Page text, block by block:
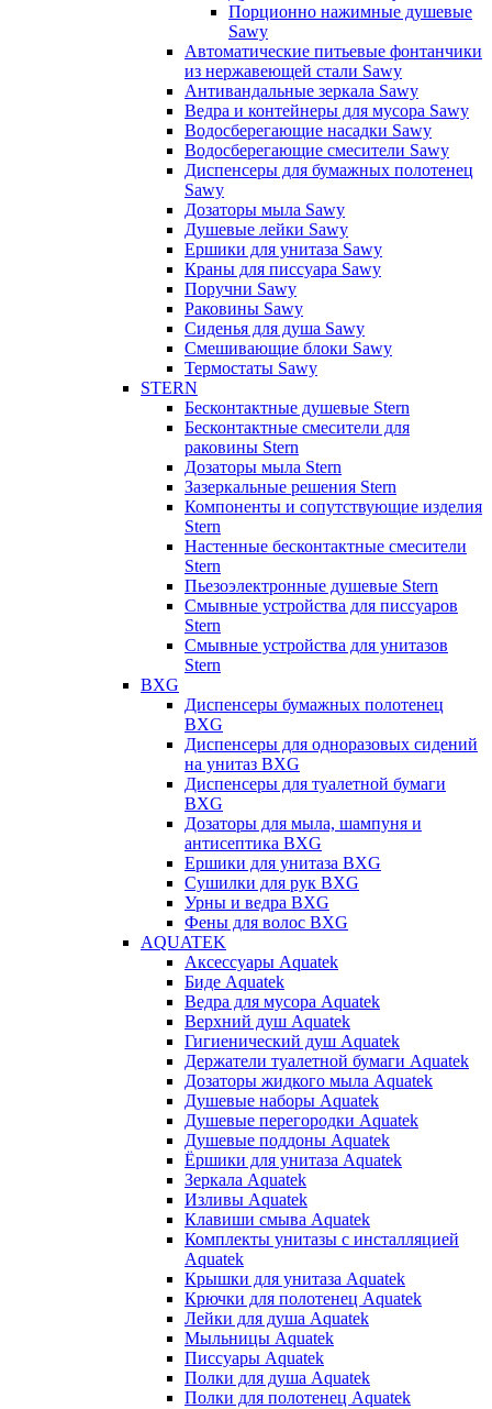
Порционно нажимные душевые
Sawy
Автоматические питьевые фонтанчики
из нержавеющей стали Sawy
Антивандальные зеркала Sawy
Ведра и контейнеры для мусора Sawy
Водосберегающие насадки Sawy
Водосберегающие смесители Sawy
Диспенсеры для бумажных полотенец
Sawy
Дозаторы мыла Sawy
Душевые лейки Sawy
Ершики для унитаза Sawy
Краны для писсуара Sawy
Поручни Sawy
Раковины Sawy
Сиденья для душа Sawy
Смешивающие блоки Sawy
Термостаты Sawy
STERN
Бесконтактные душевые Stern
Бесконтактные смесители для
раковины Stern
Дозаторы мыла Stern
Зазеркальные решения Stern
Компоненты и сопутствующие изделия
Stern
Настенные бесконтактные смесители
Stern
Пьезоэлектронные душевые Stern
Смывные устройства для писсуаров
Stern
Смывные устройства для унитазов
Stern
BXG
Диспенсеры бумажных полотенец
BXG
Диспенсеры для одноразовых сидений
на унитаз BXG
Диспенсеры для туалетной бумаги
BXG
Дозаторы для мыла, шампуня и
антисептика BXG
Ершики для унитаза BXG
Сушилки для рук BXG
Урны и ведра BXG
Фены для волос BXG
AQUATEK
Аксессуары Aquatek
Биде Aquatek
Ведра для мусора Aquatek
Верхний душ Aquatek
Гигиенический душ Aquatek
Держатели туалетной бумаги Aquatek
Дозаторы жидкого мыла Aquatek
Душевые наборы Aquatek
Душевые перегородки Aquatek
Душевые поддоны Aquatek
Ёршики для унитаза Aquatek
Зеркала Aquatek
Изливы Aquatek
Клавиши смыва Aquatek
Комплекты унитазы с инсталляцией
Aquatek
Крышки для унитаза Aquatek
Крючки для полотенец Aquatek
Лейки для душа Aquatek
Мыльницы Aquatek
Писсуары Aquatek
Полки для душа Aquatek
Полки для полотенец Aquatek